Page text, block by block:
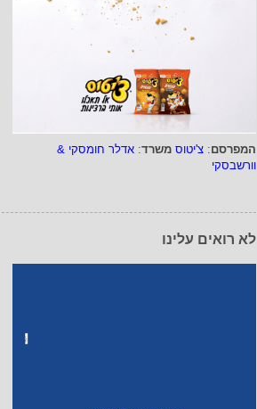
המפרסם: צ'יטוס משרד: אדלר חומסקי &
וורשבסקי
לא רואים עלינו